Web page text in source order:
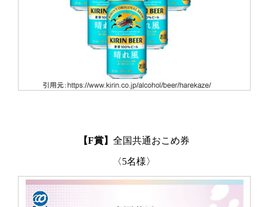
【F賞】 全国共通おこめ券
〈5名様〉